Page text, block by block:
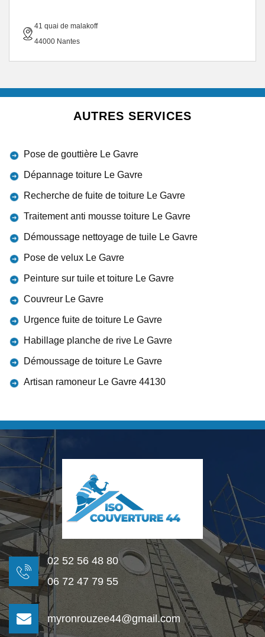
41 quai de malakoff
44000 Nantes
AUTRES SERVICES
Pose de gouttière Le Gavre
Dépannage toiture Le Gavre
Recherche de fuite de toiture Le Gavre
Traitement anti mousse toiture Le Gavre
Démoussage nettoyage de tuile Le Gavre
Pose de velux Le Gavre
Peinture sur tuile et toiture Le Gavre
Couvreur Le Gavre
Urgence fuite de toiture Le Gavre
Habillage planche de rive Le Gavre
Démoussage de toiture Le Gavre
Artisan ramoneur Le Gavre 44130
02 52 56 48 80
06 72 47 79 55
myronrouzee44@gmail.com